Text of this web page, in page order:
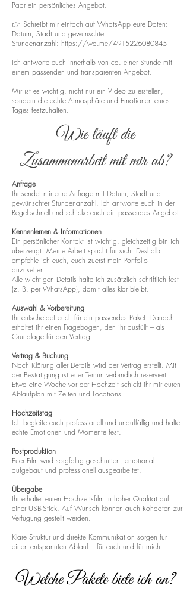
Paar ein persönliches Angebot.
👉 Schreibt mir einfach auf WhatsApp eure Daten:
Datum, Stadt und gewünschte
Stundenanzahl: https://wa.me/4915226080845
Ich antworte euch innerhalb von ca. einer Stunde mit
einem passenden und transparenten Angebot.
Mir ist es wichtig, nicht nur ein Video zu erstellen,
sondern die echte Atmosphäre und Emotionen eures
Tages festzuhalten.
Wie läuft die
Zusammenarbeit mit mir ab?
Anfrage
Ihr sendet mir eure Anfrage mit Datum, Stadt und
gewünschter Stundenanzahl. Ich antworte euch in der
Regel schnell und schicke euch ein passendes Angebot.
Kennenlernen & Informationen
Ein persönlicher Kontakt ist wichtig, gleichzeitig bin ich
überzeugt: Meine Arbeit spricht für sich. Deshalb
empfehle ich euch, euch zuerst mein Portfolio
anzusehen.
Alle wichtigen Details halte ich zusätzlich schriftlich fest
(z. B. per WhatsApp), damit alles klar bleibt.
Auswahl & Vorbereitung
Ihr entscheidet euch für ein passendes Paket. Danach
erhaltet ihr einen Fragebogen, den ihr ausfüllt – als
Grundlage für den Vertrag.
Vertrag & Buchung
Nach Klärung aller Details wird der Vertrag erstellt. Mit
der Bestätigung ist euer Termin verbindlich reserviert.
Etwa eine Woche vor der Hochzeit schickt ihr mir euren
Ablaufplan mit Zeiten und Locations.
Hochzeitstag
Ich begleite euch professionell und unauffällig und halte
echte Emotionen und Momente fest.
Postproduktion
Euer Film wird sorgfältig geschnitten, emotional
aufgebaut und professionell ausgearbeitet.
Übergabe
Ihr erhaltet euren Hochzeitsfilm in hoher Qualität auf
einer USB-Stick. Auf Wunsch können auch Rohdaten zur
Verfügung gestellt werden.
Klare Struktur und direkte Kommunikation sorgen für
einen entspannten Ablauf – für euch und für mich.
Welche Pakete biete ich an?